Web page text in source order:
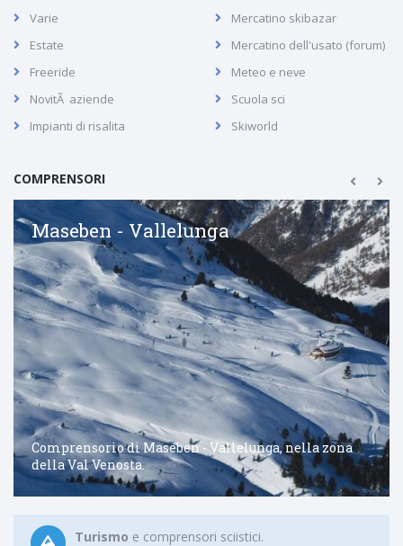
Varie
Estate
Freeride
NovitÃ aziende
Impianti di risalita
Mercatino skibazar
Mercatino dell'usato (forum)
Meteo e neve
Scuola sci
Skiworld
COMPRENSORI
Maseben - Vallelunga
Comprensorio di Maseben - Vallelunga, nella zona
della Val Venosta.
Turismo e comprensori sciistici.